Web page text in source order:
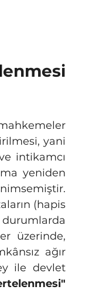
yani
intikamcı
yeniden
(hapis
durumlarda
üzerinde,
ağır
ile devlet